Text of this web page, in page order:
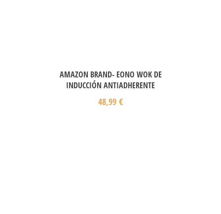
AMAZON BRAND- EONO WOK DE
INDUCCIÓN ANTIADHERENTE
48,99 €